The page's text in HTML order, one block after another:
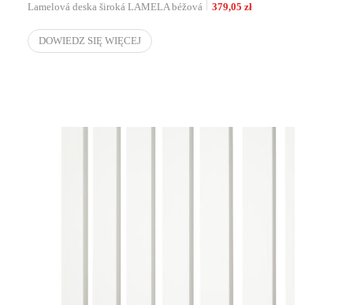
Lamelová deska široká LAMELA béžová 379,05 zł
DOWIEDZ SIĘ WIĘCEJ